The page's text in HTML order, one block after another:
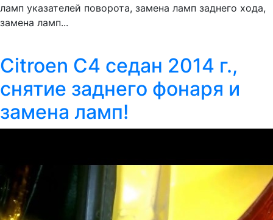
ламп указателей поворота, замена ламп заднего хода,
замена ламп...
Citroen C4 седан 2014 г.,
снятие заднего фонаря и
замена ламп!